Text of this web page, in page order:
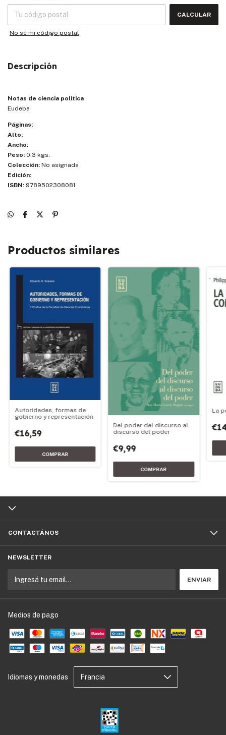
CALCULAR
No sé mi código postal
Descripción
Notas de ciencia politica
Eudeba
Páginas:
Alto:
Ancho:
Peso: 0.3 kgs.
Colección: No asignada
Edición:
ISBN: 9789502308081
Productos similares
Autoridades, formas de
gobierno y representación
€16,59
Del poder del discurso al
discurso del poder
€9,99
La
CONTACTÁNOS
NEWSLETTER
Medios de pago
Idiomas y monedas